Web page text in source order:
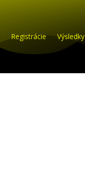
Registrácie Výsledky